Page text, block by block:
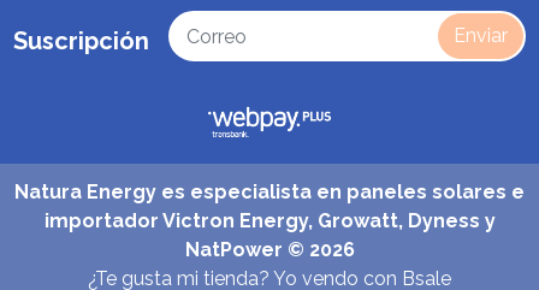
Suscripción Enviar
Natura Energy es especialista en paneles solares e
importador Victron Energy, Growatt, Dyness y
NatPower © 2026
¿Te gusta mi tienda? Yo vendo con Bsale